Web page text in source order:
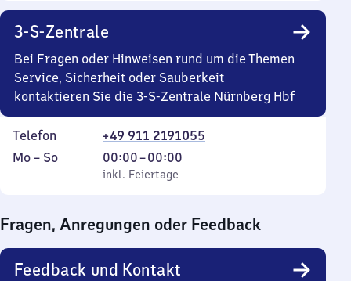
3-S-Zentrale
Bei Fragen oder Hinweisen rund um die Themen
Service, Sicherheit oder Sauberkeit
kontaktieren Sie die 3-S-Zentrale Nürnberg Hbf
Telefon
+49 911 2191055
Montag
Mo – So,
inkl. Feiertage
00:00–00:00
Von
0
0
Uhr
inkl. Feiertage
Fragen, Anregungen oder Feedback
Feedback und Kontakt